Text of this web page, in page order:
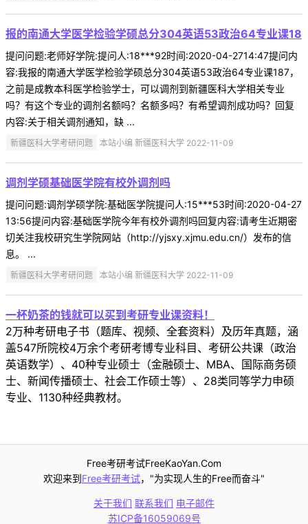
报的南通大学医学检验学硕总分304英语53政治64专业课18
提问问题:老师好学院:提问人:18***92时间:2020-04-2714:47提问内
容:我报的南通大学医学检验学硕总分304英语53政治64专业课187，
之前是成教本科医学检验学士，可以调剂到新疆医科大学相关专业
吗？有这个专业的调剂名额吗？名额多吗？有希望调剂成功吗？回复
内容:关于相关调剂通知，缺 ...
新疆医科大学考研问题 本站小编 新疆医科大学 2022-11-09
调剂学硕基础医学院有校外调剂吗
提问问题:调剂学硕学院:基础医学院提问人:15***53时间:2020-04-27
13:56提问内容:基础医学院今年有校外调剂吗回复内容:请考生近期密
切关注我校研究生学院网站（http://yjsxy.xjmu.edu.cn/）发布的信
息。 ...
新疆医科大学考研问题 本站小编 新疆医科大学 2022-11-09
一杯奶茶的钱就可以买到考研专业课资料！
2万种考研电子书（题库、视频、全套资料）及历年真题，涵
盖547所院校4万余个考研考博专业科目、考研公共课（政治
英语数学）、40种专业硕士（金融硕士、MBA、国际商务硕
士、新闻传播硕士、社会工作硕士等）、28类同等学力申硕
专业、1130种经典教材。
Free考研考试FreeKaoYan.Com
欢迎来到Free考研考试，"为实现人生的Free而奋斗"
关于我们 联系我们 电子邮件
苏ICP备16059069号